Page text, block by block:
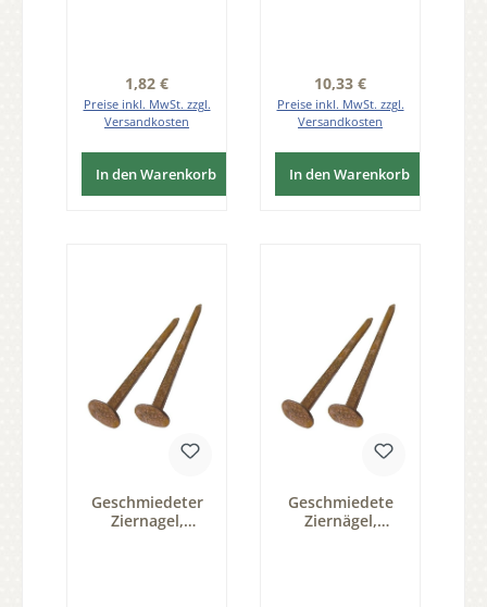
Regulärer Preis:
1,82 €
Preise inkl. MwSt. zzgl.
Versandkosten
In den Warenkorb
Regulärer Preis:
10,33 €
Preise inkl. MwSt. zzgl.
Versandkosten
In den Warenkorb
Geschmiedeter
Ziernagel,
Geschmiedete
Ziernägel,